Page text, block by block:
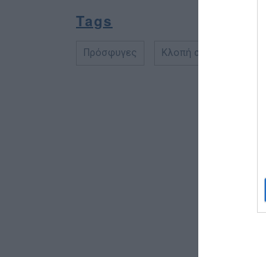
Tags
Πρόσφυγες Κλοπή σκάφους